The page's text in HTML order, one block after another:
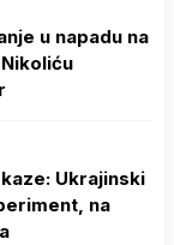
u napadu na
Ukrajinski
na